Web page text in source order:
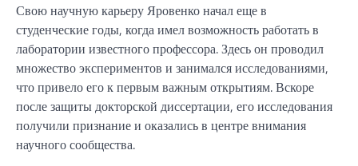
Свою научную карьеру Яровенко начал еще в
студенческие годы, когда имел возможность работать в
лаборатории известного профессора. Здесь он проводил
множество экспериментов и занимался исследованиями,
что привело его к первым важным открытиям. Вскоре
после защиты докторской диссертации, его исследования
получили признание и оказались в центре внимания
научного сообщества.